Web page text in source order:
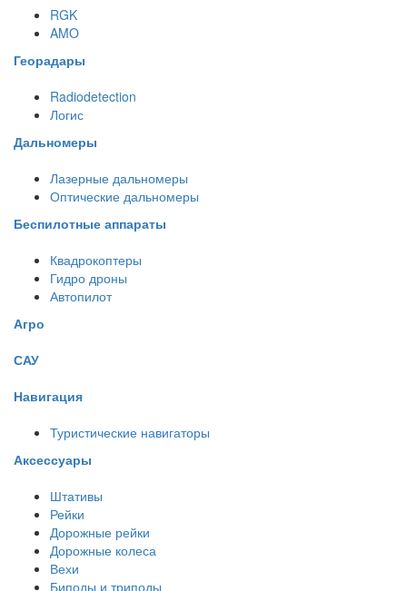
RGK
AMO
Георадары
Radiodetection
Логис
Дальномеры
Лазерные дальномеры
Оптические дальномеры
Беспилотные аппараты
Квадрокоптеры
Гидро дроны
Автопилот
Агро
САУ
Навигация
Туристические навигаторы
Аксессуары
Штативы
Рейки
Дорожные рейки
Дорожные колеса
Вехи
Биподы и триподы